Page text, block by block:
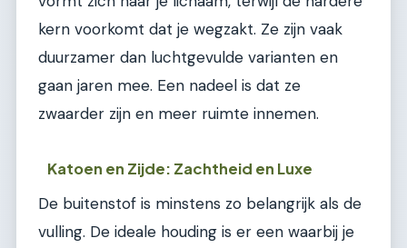
kern voorkomt dat je wegzakt. Ze zijn vaak
duurzamer dan luchtgevulde varianten en
gaan jaren mee. Een nadeel is dat ze
zwaarder zijn en meer ruimte innemen.
Katoen en Zijde: Zachtheid en Luxe
De buitenstof is minstens zo belangrijk als de
vulling. De ideale houding is er een waarbij je